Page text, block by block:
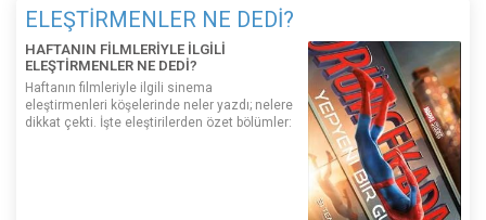
ELEŞTİRMENLER NE DEDİ?
HAFTANIN FİLMLERİYLE İLGİLİ
ELEŞTİRMENLER NE DEDİ?
Haftanın filmleriyle ilgili sinema
eleştirmenleri köşelerinde neler yazdı; nelere
dikkat çekti. İşte eleştirilerden özet bölümler: